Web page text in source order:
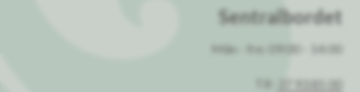
Sentralbordet
Mån - fre: 09:00 - 14:00
Tlf: 37 93 85 00